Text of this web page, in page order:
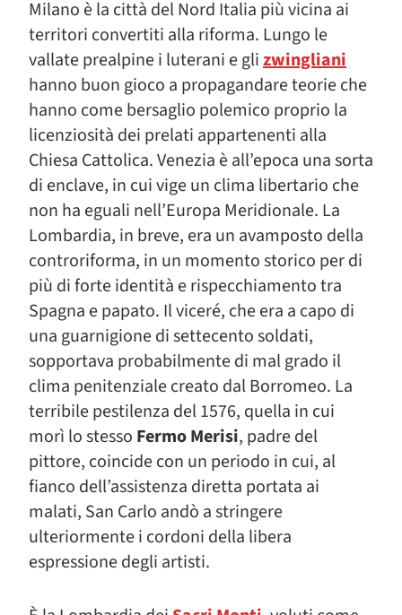
Milano è la città del Nord Italia più vicina ai
territori convertiti alla riforma. Lungo le
vallate prealpine i luterani e glizwingliani
hanno buon gioco a propagandare teorie che
hanno come bersaglio polemico proprio la
licenziosità dei prelati appartenenti alla
Chiesa Cattolica. Venezia è all’epoca una sorta
di enclave, in cui vige un clima libertario che
non ha eguali nell’Europa Meridionale. La
Lombardia, in breve, era un avamposto della
controriforma, in un momento storico per di
più di forte identità e rispecchiamento tra
Spagna e papato. Il viceré, che era a capo di
una guarnigione di settecento soldati,
sopportava probabilmente di mal grado il
clima penitenziale creato dal Borromeo. La
terribile pestilenza del 1576, quella in cui
morì lo stesso Fermo Merisi, padre del
pittore, coincide con un periodo in cui, al
fianco dell’assistenza diretta portata ai
malati, San Carlo andò a stringere
ulteriormente i cordoni della libera
espressione degli artisti.